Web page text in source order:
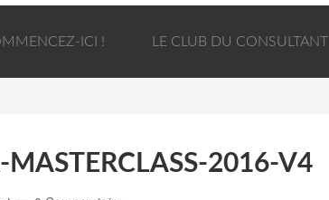
ICI ! LE CLUB DU CONSULTANT
MASTERCLASS-2016-V4